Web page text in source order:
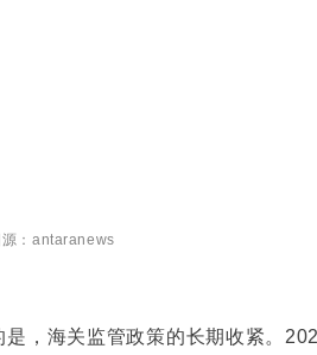
： antaranews
，海关监管政策的长期收紧。